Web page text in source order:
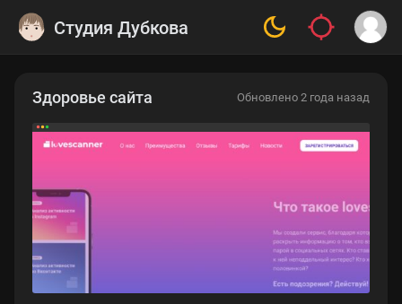
Студия Дубкова
Здоровье сайта Обновлено 2 года назад